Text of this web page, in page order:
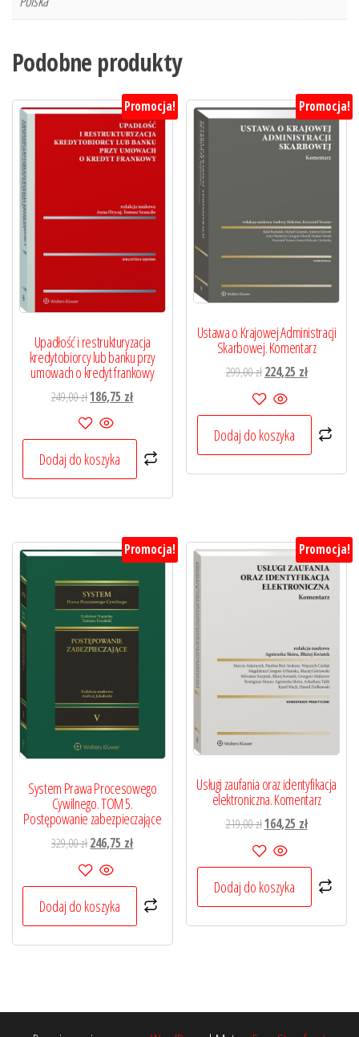
Podobne produkty
Promocja!
Upadłość i restrukturyzacja
kredytobiorcy lub banku przy
umowach o kredyt frankowy
249,00złPierwotna
cena
wynosiła:
249,00 zł.
186,75 złAktualna
186,75 zł.
Dodaj do koszyka
Promocja!
Ustawa o Krajowej Administracji
Skarbowej. Komentarz
299,00zł Pierwotna
cena
wynosiła:
299,00 zł.
224,25 złAktualna
224,25 zł.
Dodaj do koszyka
Promocja!
System Prawa Procesowego
Cywilnego. TOM 5.
Postępowanie zabezpieczające
329,00złPierwotna
cena
wynosiła:
329,00 zł.
246,75 złAktualna
246,75 zł.
Dodaj do koszyka
Promocja!
Usługi zaufania oraz identyfikacja
elektroniczna. Komentarz
219,00złPierwotna
cena
wynosiła:
219,00 zł.
164,25 złAktualna
164,25 zł.
Dodaj do koszyka